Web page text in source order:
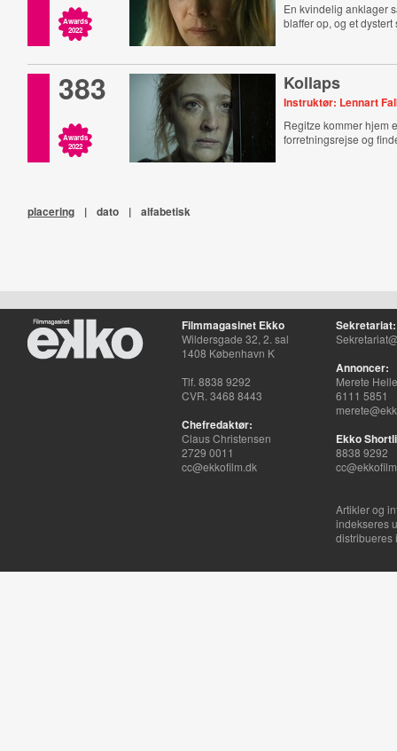
Awards
2022
En kvindelig anklager
blaffer op, og et
383
Awards
2022
Kollaps
Instruktør: Lennart
Regitze kommer hjem
forretningsrejse og
placering | dato | alfabetisk
Filmmagasinet Ekko
Wildersgade 32, 2. sal
1408 København K
Tlf. 8838 9292
CVR. 3468 8443
Chefredaktør:
Claus Christensen
2729 0011
cc@ekkofilm.dk
Sekretariat:
Annoncer:
Merete
6111 5851
Ekko
8838 9292
Artikler og
indekseres
distribueres